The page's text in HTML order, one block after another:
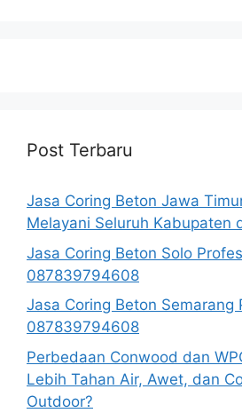
Post Terbaru
Jasa Coring Beton Jawa
Melayani Seluruh Kabupaten
Jasa Coring Beton Solo
087839794608
Jasa Coring Beton Semarang
087839794608
Perbedaan Conwood dan
Lebih Tahan Air, Awet, dan
Outdoor?